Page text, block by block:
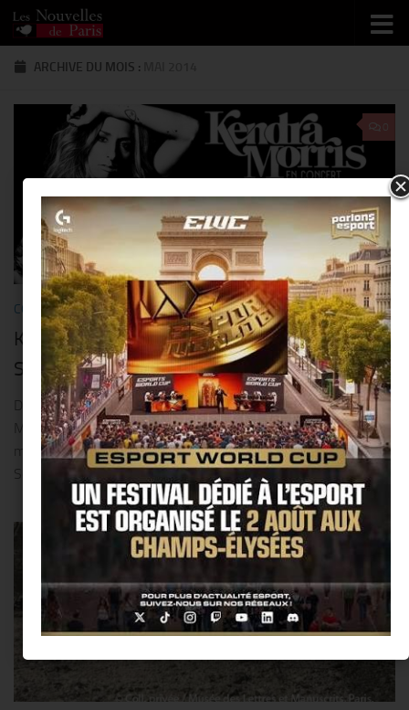
Skip to content
ARCHIVE DU MOIS :
COMMUNIQUÉS/MUSIQUE/SORTIR 20 MAI 2014
Kendra Morris en concert le 29 juin au
Solidays à Paris Longchamp!
D’après le site du Solidays: « Soulwoman atypique, Kendra
Morris jongle harmonieusement avec toutes les facettes de sa
musique et de sa voix pour nous plonger dans son univers soul.
Souvent comparée à Amy Winehouse,...